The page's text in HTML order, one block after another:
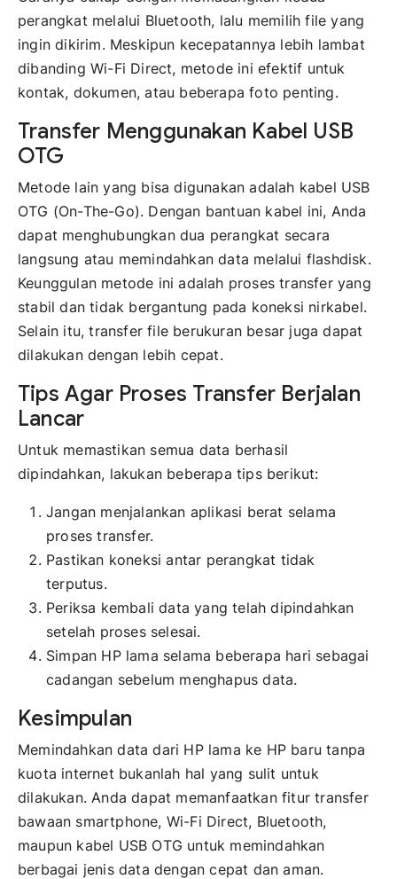
perangkat melalui Bluetooth, lalu memilih file yang
ingin dikirim. Meskipun kecepatannya lebih lambat
dibanding Wi-Fi Direct, metode ini efektif untuk
kontak, dokumen, atau beberapa foto penting.
Transfer Menggunakan Kabel USB
OTG
Metode lain yang bisa digunakan adalah kabel USB
OTG (On-The-Go). Dengan bantuan kabel ini, Anda
dapat menghubungkan dua perangkat secara
langsung atau memindahkan data melalui flashdisk.
Keunggulan metode ini adalah proses transfer yang
stabil dan tidak bergantung pada koneksi nirkabel.
Selain itu, transfer file berukuran besar juga dapat
dilakukan dengan lebih cepat.
Tips Agar Proses Transfer Berjalan
Lancar
Untuk memastikan semua data berhasil
dipindahkan, lakukan beberapa tips berikut:
Jangan menjalankan aplikasi berat selama
proses transfer.
Pastikan koneksi antar perangkat tidak
terputus.
Periksa kembali data yang telah dipindahkan
setelah proses selesai.
Simpan HP lama selama beberapa hari sebagai
cadangan sebelum menghapus data.
Kesimpulan
Memindahkan data dari HP lama ke HP baru tanpa
kuota internet bukanlah hal yang sulit untuk
dilakukan. Anda dapat memanfaatkan fitur transfer
bawaan smartphone, Wi-Fi Direct, Bluetooth,
maupun kabel USB OTG untuk memindahkan
berbagai jenis data dengan cepat dan aman.